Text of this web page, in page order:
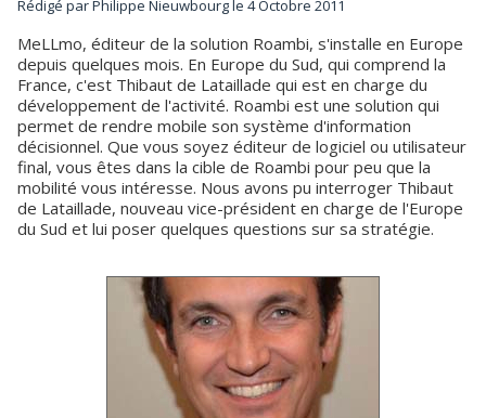
Rédigé parPhilippe Nieuwbourgle 4 Octobre 2011
MeLLmo, éditeur de la solution Roambi, s'installe en Europe
depuis quelques mois. En Europe du Sud, qui comprend la
France, c'est Thibaut de Lataillade qui est en charge du
développement de l'activité. Roambi est une solution qui
permet de rendre mobile son système d'information
décisionnel. Que vous soyez éditeur de logiciel ou utilisateur
final, vous êtes dans la cible de Roambi pour peu que la
mobilité vous intéresse. Nous avons pu interroger Thibaut
de Lataillade, nouveau vice-président en charge de l'Europe
du Sud et lui poser quelques questions sur sa stratégie.